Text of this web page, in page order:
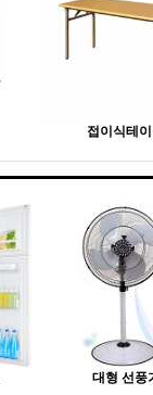
접이식테
대형 선풍